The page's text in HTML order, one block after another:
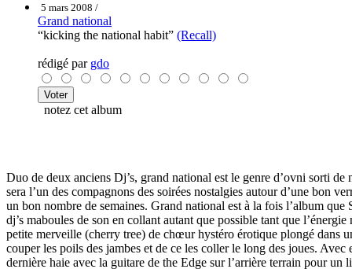
5 mars 2008 /
Grand national
“kicking the national habit” (Recall)
rédigé par gdo
notez cet album
Duo de deux anciens Dj’s, grand national est le genre d’ovni sorti
sera l’un des compagnons des soirées nostalgies autour d’une bon
un bon nombre de semaines. Grand national est à la fois l’album
dj’s maboules de son en collant autant que possible tant que
petite merveille (cherry tree) de chœur hystéro érotique plongé dans
couper les poils des jambes et de ce les coller le long des joues.
dernière haie avec la guitare de the Edge sur l’arrière terrain pour